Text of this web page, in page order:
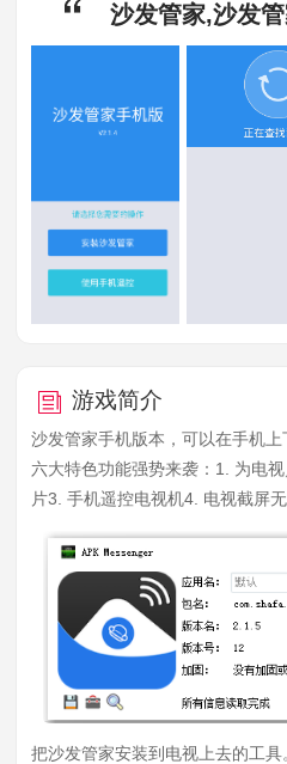
沙发管家,沙发
游戏简介
沙发管家手机版本，可以在手机上
六大特色功能强势来袭：1. 为电
片3. 手机遥控电视机4. 电视截屏
把沙发管家安装到电视上去的工具